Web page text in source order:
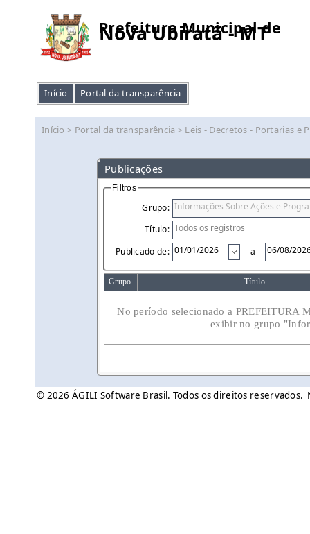
Prefeitura Municipal de
Nova Ubiratã - MT
Início Portal da transparência
Início > Portal da transparência > Leis - Decretos - Portarias e
Publicações
Filtros
Grupo:
Título:
Publicado de:
a
Grupo Título
No período selecionado a PREFEITURA
exibir no grupo
© 2026 ÁGILI Software Brasil. Todos os direitos reservados.